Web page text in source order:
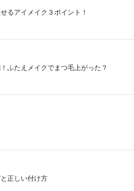
るアイメイク３ポイント！
ふたえメイクでまつ毛上がった？
正しい付け方